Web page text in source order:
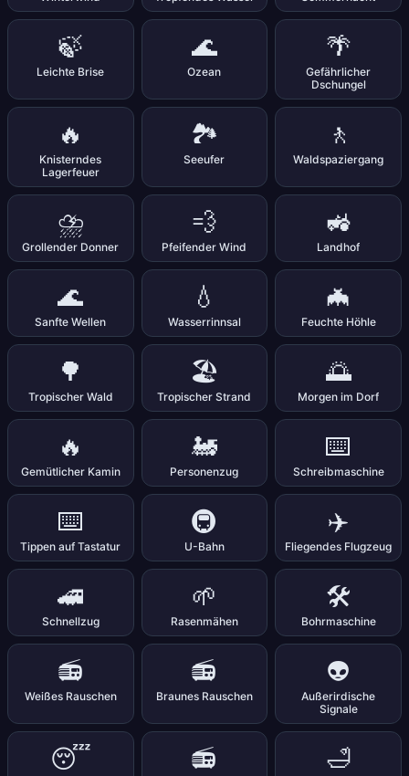
🍃
Leichte Brise
🌊
Ozean
🌴
Gefährlicher
Dschungel
🔥
Knisterndes
Lagerfeuer
🏞️
Seeufer
🚶
Waldspaziergang
⛈️
Grollender Donner
💨
Pfeifender Wind
🚜
Landhof
🌊
Sanfte Wellen
💧
Wasserrinnsal
🦇
Feuchte Höhle
🌳
Tropischer Wald
🏖️
Tropischer Strand
🌅
Morgen im Dorf
🔥
Gemütlicher Kamin
🚂
Personenzug
⌨️
Schreibmaschine
⌨️
Tippen auf Tastatur
🚇
U-Bahn
✈️
Fliegendes Flugzeug
🚄
Schnellzug
🌱
Rasenmähen
🛠️
Bohrmaschine
📻
Weißes Rauschen
📻
Braunes Rauschen
👽
Außerirdische
Signale
😴 📻 🛁